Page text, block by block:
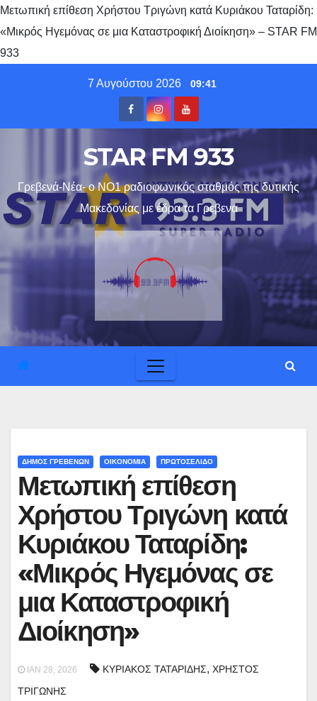
Μετωπική επίθεση Χρήστου Τριγώνη κατά Κυριάκου Ταταρίδη:
«Μικρός Ηγεμόνας σε μια Καταστροφική Διοίκηση» – STAR FM
933
7 Αυγούστου 2026 09:41
STAR FM 933
Γρεβενά-Νέα- ο ΝΟ1 ραδιοφωνικός σταθμός της δυτικής
Μακεδονίας με έδρα τα Γρεβενα
ΔΗΜΟΣ ΓΡΕΒΕΝΩΝ ΟΙΚΟΝΟΜΙΑ ΠΡΩΤΟΣΕΛΙΔΟ
Μετωπική επίθεση
Χρήστου Τριγώνη κατά
Κυριάκου Ταταρίδη:
«Μικρός Ηγεμόνας σε
μια Καταστροφική
Διοίκηση»
ΙΑΝ 28, 2026 ΚΥΡΙΑΚΟΣ ΤΑΤΑΡΙΔΗΣ, ΧΡΗΣΤΟΣ
ΤΡΙΓΩΝΗΣ